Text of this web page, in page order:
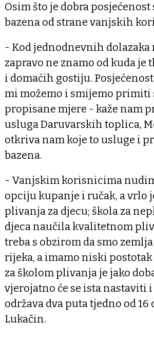
Osim što je dobra
bazena od strane vanjskih
- Kod jednodnevnih dolazaka
zapravo ne znamo od kuda je
i domaćih gostiju.
mi možemo i smijemo primiti
propisane mjere - kaže nam
usluga Daruvarskih toplica,
otkriva nam koje to usluge i
bazena.
- Vanjskim korisnicima
opciju kupanje i ručak, a vrlo
plivanja za djecu; škola za
djeca naučila kvalitetnom
treba s obzirom da smo
rijeka, a imamo niski
za školom plivanja je jako
vjerojatno će se ista nastaviti
održava dva puta tjedno od 16
Lukačin.